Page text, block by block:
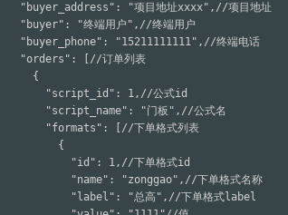
"buyer_address": "项目地址xxxx",//项目地址
"buyer": "终端用户",//终端用户
"buyer_phone": "15211111111",//终端电话
"orders": [//订单列表
{
"script_id": 1,//公式id
"script_name": "门板",//公式名
"formats": [//下单格式列表
{
"id": 1,//下单格式id
"name": "zonggao",//下单格式名称
"label": "总高",//下单格式label